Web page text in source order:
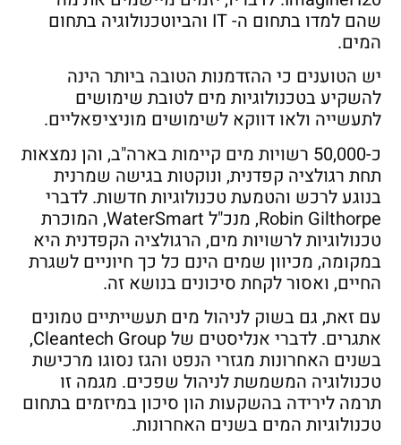
שהם למדו בתחום ה- IT והביוטכנולוגיה בתחום
המים.
יש הטוענים כי ההזדמנות הטובה ביותר הינה
להשקיע בטכנולוגיות מים לטובת שימושים
לתעשייה ולאו דווקא לשימושים מוניציפאליים.
כ-50,000 רשויות מים קיימות בארה"ב, והן נמצאות
תחת רגולציה קפדנית, ונוקטות בגישה שמרנית
בנוגע לרכש והטמעת טכנולוגיות חדשות. לדברי
Robin Gilthorpe, מנכ"ל WaterSmart, המוכרת
טכנולוגיות לרשויות מים, הרגולציה הקפדנית היא
במקומה, מכיוון שמים הינם כל כך חיוניים לשגרת
החיים, ואסור לקחת סיכונים בנושא זה.
עם זאת, גם בשוק לניהול מים תעשייתיים טמונים
אתגרים. לדברי אנליסטים של Cleantech Group,
בשנים האחרונות מגזרי הנפט והגז נסוגו מרכישת
טכנולוגיה המשמשת לניהול שפכים. מגמה זו
תרמה לירידה בהשקעות הון סיכון במיזמים בתחום
טכנולוגיות המים בשנים האחרונות.